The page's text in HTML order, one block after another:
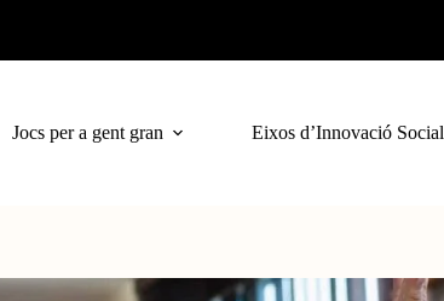
Jocs per a gent gran Eixos d’Innovació Social